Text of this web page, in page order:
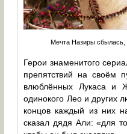
Мечта Назиры сбылась,
Герои знаменитого
препятствий на своём
влюблённых Лукаса и
одинокого Лео и других
концов каждый из них
сказал дядя Али: «для